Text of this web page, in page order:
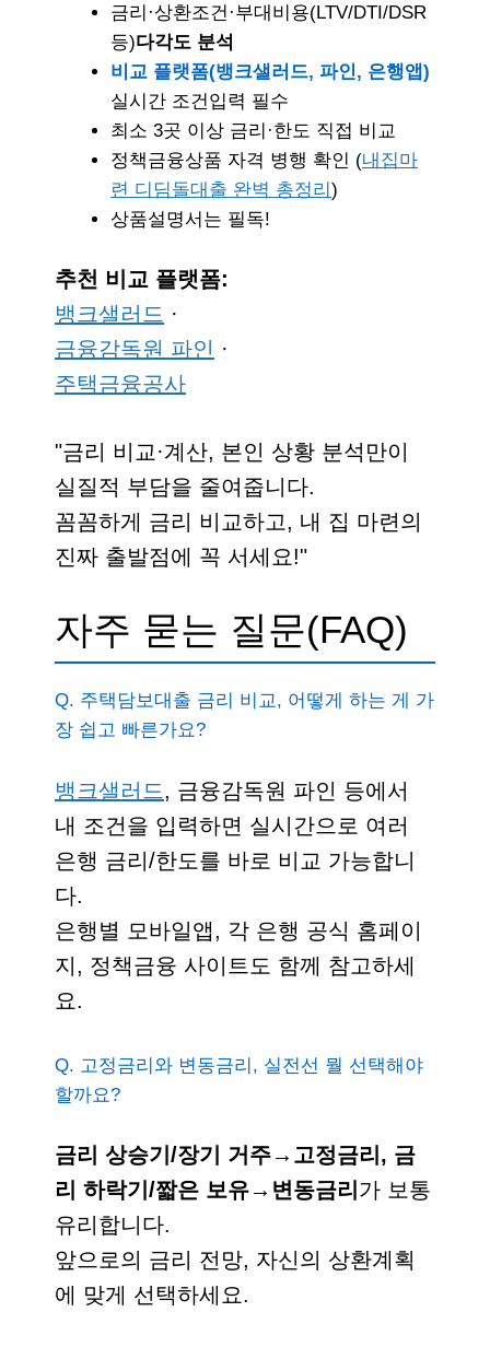
금리·상환조건·부대비용(LTV/DTI/DSR
등)다각도 분석
비교 플랫폼(뱅크샐러드, 파인, 은행앱)
실시간 조건입력 필수
최소 3곳 이상 금리·한도 직접 비교
정책금융상품 자격 병행 확인 (내집마
련 디딤돌대출 완벽 총정리)
상품설명서는 필독!
추천 비교 플랫폼:
뱅크샐러드 ·
금융감독원 파인 ·
주택금융공사
금리 비교·계산, 본인 상황 분석만이
실질적 부담을 줄여줍니다.
꼼꼼하게 금리 비교하고, 내 집 마련의
진짜 출발점에 꼭 서세요!
자주 묻는 질문(FAQ)
Q. 주택담보대출 금리 비교, 어떻게 하는 게 가
장 쉽고 빠른가요?
뱅크샐러드, 금융감독원 파인 등에서
내 조건을 입력하면 실시간으로 여러
은행 금리/한도를 바로 비교 가능합니
다.
은행별 모바일앱, 각 은행 공식 홈페이
지, 정책금융 사이트도 함께 참고하세
요.
Q. 고정금리와 변동금리, 실전선 뭘 선택해야
할까요?
금리 상승기/장기 거주→고정금리, 금
리 하락기/짧은 보유→변동금리 가 보통
유리합니다.
앞으로의 금리 전망, 자신의 상환계획
에 맞게 선택하세요.